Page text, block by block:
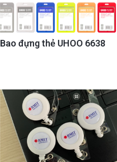
Bao đựng thẻ UHOO 6638